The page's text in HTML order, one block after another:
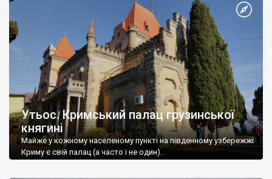
Утьос. Кримський палац грузинської
княгині
Майже у кожному населеному пункті на південному узбережжі
Криму є свій палац (а часто і не один).